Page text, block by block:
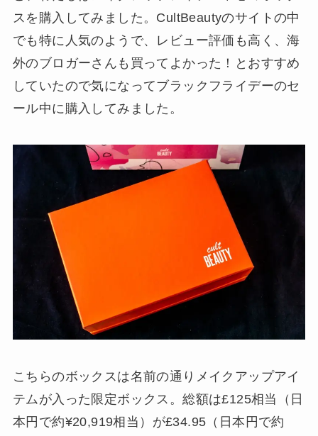
スを購入してみました。CultBeautyのサイトの中
でも特に人気のようで、レビュー評価も高く、海
外のブロガーさんも買ってよかった！とおすすめ
していたので気になってブラックフライデーのセ
ール中に購入してみました。
こちらのボックスは名前の通りメイクアップアイ
テムが入った限定ボックス。総額は£125相当（日
本円で約¥20,919相当）が£34.95（日本円で約